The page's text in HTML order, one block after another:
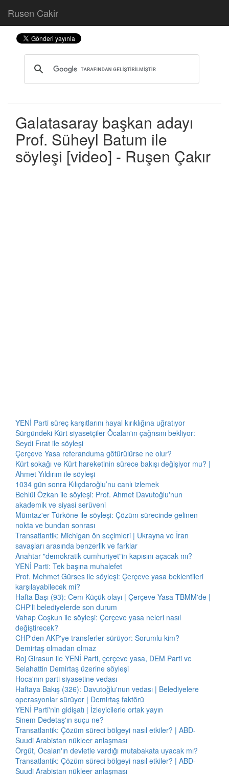
Rusen Cakir
Galatasaray başkan adayı
Prof. Süheyl Batum ile
söyleşi [video] - Ruşen Çakır
YENİ Parti süreç karşıtlarını hayal kırıklığına uğratıyor
Sürgündeki Kürt siyasetçiler Öcalan'ın çağrısını bekliyor:
Seydi Fırat ile söyleşi
Çerçeve Yasa referanduma götürülürse ne olur?
Kürt sokağı ve Kürt hareketinin sürece bakışı değişiyor mu? |
Ahmet Yıldırım ile söyleşi
1034 gün sonra Kılıçdaroğlu’nu canlı izlemek
Behlül Özkan ile söyleşi: Prof. Ahmet Davutoğlu'nun
akademik ve siyasi serüveni
Mümtaz'er Türköne ile söyleşi: Çözüm sürecinde gelinen
nokta ve bundan sonrası
Transatlantik: Michigan ön seçimleri | Ukrayna ve İran
savaşları arasında benzerlik ve farklar
Anahtar "demokratik cumhuriyet"in kapısını açacak mı?
YENİ Parti: Tek başına muhalefet
Prof. Mehmet Gürses ile söyleşi: Çerçeve yasa beklentileri
karşılayabilecek mi?
Hafta Başı (93): Cem Küçük olayı | Çerçeve Yasa TBMM'de |
CHP'li belediyelerde son durum
Vahap Coşkun ile söyleşi: Çerçeve yasa neleri nasıl
değiştirecek?
CHP'den AKP'ye transferler sürüyor: Sorumlu kim?
Demirtaş olmadan olmaz
Roj Girasun ile YENİ Parti, çerçeve yasa, DEM Parti ve
Selahattin Demirtaş üzerine söyleşi
Hoca'nın parti siyasetine vedası
Haftaya Bakış (326): Davutoğlu'nun vedası | Belediyelere
operasyonlar sürüyor | Demirtaş faktörü
YENİ Parti'nin gidişatı | İzleyicilerle ortak yayın
Sinem Dedetaş'ın suçu ne?
Transatlantik: Çözüm süreci bölgeyi nasıl etkiler? | ABD-
Suudi Arabistan nükleer anlaşması
Örgüt, Öcalan'ın devletle vardığı mutabakata uyacak mı?
Transatlantik: Çözüm süreci bölgeyi nasıl etkiler? | ABD-
Suudi Arabistan nükleer anlaşması